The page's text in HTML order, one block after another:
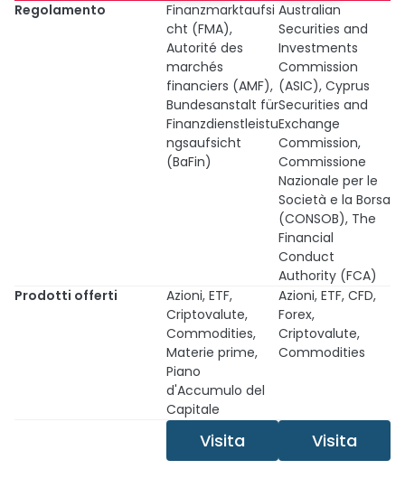
Regolamento
Finanzmarktaufsi
cht (FMA),
Autorité des
marchés
financiers (AMF),
Bundesanstalt für
Finanzdienstleistu
ngsaufsicht
(BaFin)
Australian
Securities and
Investments
Commission
(ASIC), Cyprus
Securities and
Exchange
Commission,
Commissione
Nazionale per le
Società e la Borsa
(CONSOB), The
Financial
Conduct
Authority (FCA)
Prodotti offerti
Azioni, ETF,
Criptovalute,
Commodities,
Materie prime,
Piano
d'Accumulo del
Capitale
Azioni, ETF, CFD,
Forex,
Criptovalute,
Commodities
Visita Visita